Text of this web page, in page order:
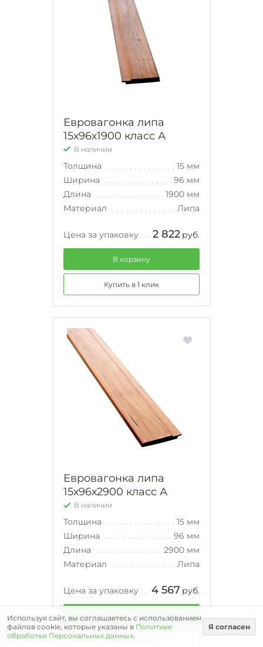
Евровагонка липа
15х96х1900 класс А
В наличии
Толщина
15 мм
Ширина
96 мм
Длина
1900 мм
Материал
Липа
Цена за упаковку 2 822 руб.
В корзину
Купить в 1 клик
Евровагонка липа
15х96х2900 класс А
В наличии
Толщина
15 мм
Ширина
96 мм
Длина
2900 мм
Материал
Липа
Цена за упаковку 4 567 руб.
В корзину
Купить в 1 клик
Используя сайт, вы соглашаетесь с использованием
файлов cookie, которые указаны в Политике
обработки Персональных данных.
Я согласен